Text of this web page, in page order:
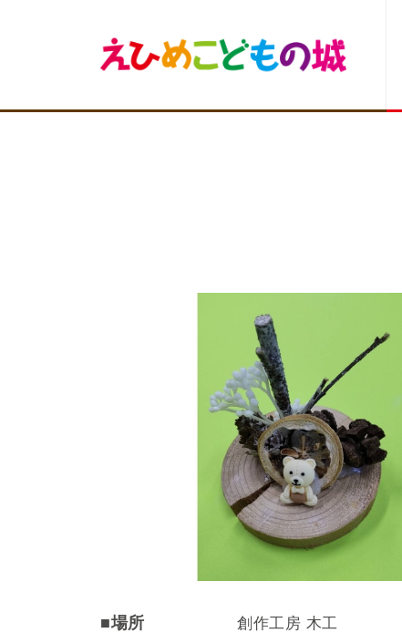
■場所 創作工房 木工